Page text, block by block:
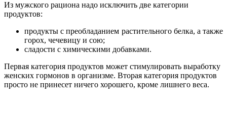
Из мужского рациона надо исключить две категории
продуктов:
продукты с преобладанием растительного белка, а также
горох, чечевицу и сою;
сладости с химическими добавками.
Первая категория продуктов может стимулировать выработку
женских гормонов в организме. Вторая категория продуктов
просто не принесет ничего хорошего, кроме лишнего веса.